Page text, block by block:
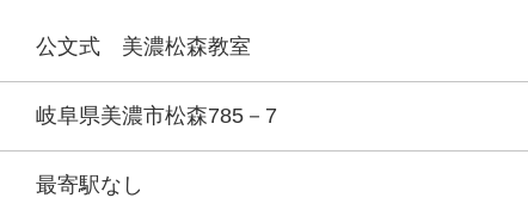
公文式 美濃松森教室
岐阜県美濃市松森785－7
最寄駅なし